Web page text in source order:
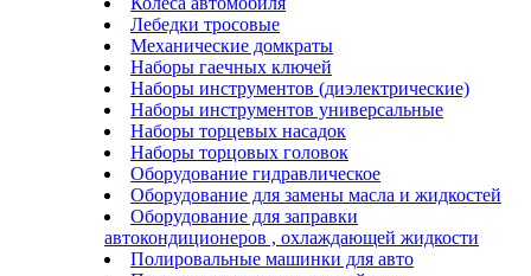
Лебедки тросовые
Механические домкраты
Наборы гаечных ключей
Наборы инструментов (диэлектрические)
Наборы инструментов универсальные
Наборы торцевых насадок
Наборы торцовых головок
Оборудование гидравлическое
Оборудование для замены масла и жидкостей
Оборудование для заправки
автокондиционеров , охлаждающей жидкости
Полировальные машинки для авто